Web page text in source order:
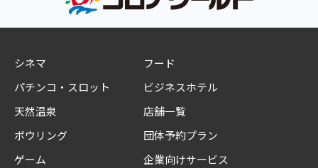
シネマ
パチンコ・スロット
天然温泉
ボウリング
ゲーム
フード
ビジネスホテル
店舗一覧
団体予約プラン
企業向けサービス